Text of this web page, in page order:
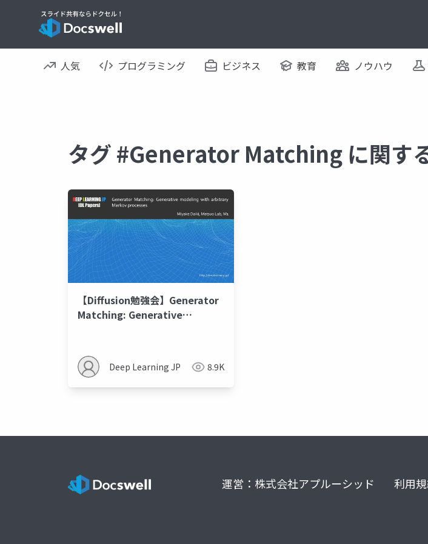
人気 プログラミング ビジネス 教育 ノウハウ
タグ #Generator Matching に関す
【Diffusion勉強会】Generator
Matching: Generative
Deep Learning JP 8.9K
運営：株式会社アプルーシッド 利用